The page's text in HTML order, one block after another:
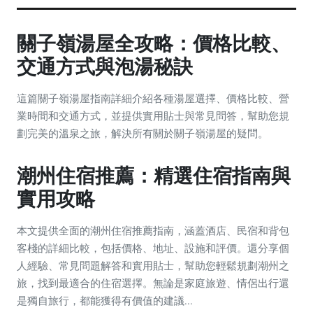
關子嶺湯屋全攻略：價格比較、
交通方式與泡湯秘訣
這篇關子嶺湯屋指南詳細介紹各種湯屋選擇、價格比較、營
業時間和交通方式，並提供實用貼士與常見問答，幫助您規
劃完美的溫泉之旅，解決所有關於關子嶺湯屋的疑問。
潮州住宿推薦：精選住宿指南與
實用攻略
本文提供全面的潮州住宿推薦指南，涵蓋酒店、民宿和背包
客棧的詳細比較，包括價格、地址、設施和評價。還分享個
人經驗、常見問題解答和實用貼士，幫助您輕鬆規劃潮州之
旅，找到最適合的住宿選擇。無論是家庭旅遊、情侶出行還
是獨自旅行，都能獲得有價值的建議...